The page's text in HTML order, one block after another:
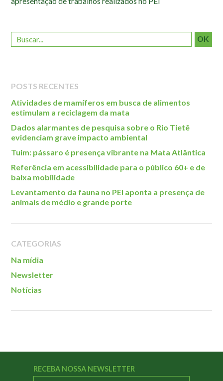
OK
POSTS RECENTES
Atividades de mamíferos em busca de alimentos
estimulam a reciclagem da mata
Dados alarmantes de pesquisa sobre o Rio Tietê
evidenciam grave impacto ambiental
Tuim: pássaro é presença vibrante na Mata Atlântica
Referência em acessibilidade para o público 60+ e de
baixa mobilidade
Levantamento da fauna no PEI aponta a presença de
animais de médio e grande porte
CATEGORIAS
Na mídia
Newsletter
Notícias
RECEBA NOSSA NEWSLETTER